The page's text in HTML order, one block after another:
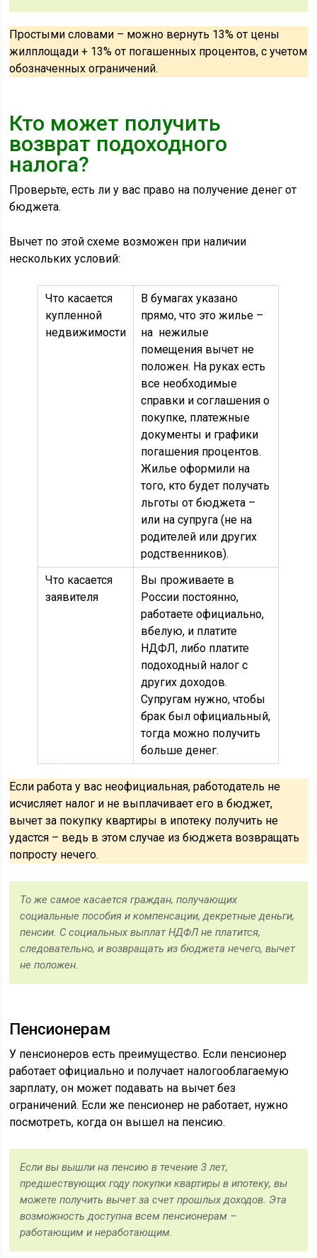
Простыми словами – можно вернуть 13% от цены
жилплощади + 13% от погашенных процентов, с учетом
обозначенных ограничений.
Кто может получить
возврат подоходного
налога?
Проверьте, есть ли у вас право на получение денег от
бюджета.
Вычет по этой схеме возможен при наличии
нескольких условий:
Что касается
купленной
недвижимости
В бумагах указано
прямо, что это жилье –
на нежилые
помещения вычет не
положен. На руках есть
все необходимые
справки и соглашения о
покупке, платежные
документы и графики
погашения процентов.
Жилье оформили на
того, кто будет получать
льготы от бюджета –
или на супруга (не на
родителей или других
родственников).
Что касается
заявителя
Вы проживаете в
России постоянно,
работаете официально,
вбелую, и платите
НДФЛ, либо платите
подоходный налог с
других доходов.
Супругам нужно, чтобы
брак был официальный,
тогда можно получить
больше денег.
Если работа у вас неофициальная, работодатель не
исчисляет налог и не выплачивает его в бюджет,
вычет за покупку квартиры в ипотеку получить не
удастся – ведь в этом случае из бюджета возвращать
попросту нечего.
То же самое касается граждан, получающих
социальные пособия и компенсации, декретные деньги,
пенсии. С социальных выплат НДФЛ не платится,
следовательно, и возвращать из бюджета нечего, вычет
не положен.
Пенсионерам
У пенсионеров есть преимущество. Если пенсионер
работает официально и получает налогооблагаемую
зарплату, он может подавать на вычет без
ограничений. Если же пенсионер не работает, нужно
посмотреть, когда он вышел на пенсию.
Если вы вышли на пенсию в течение 3 лет,
предшествующих году покупки квартиры в ипотеку, вы
можете получить вычет за счет прошлых доходов. Эта
возможность доступна всем пенсионерам –
работающим и неработающим.